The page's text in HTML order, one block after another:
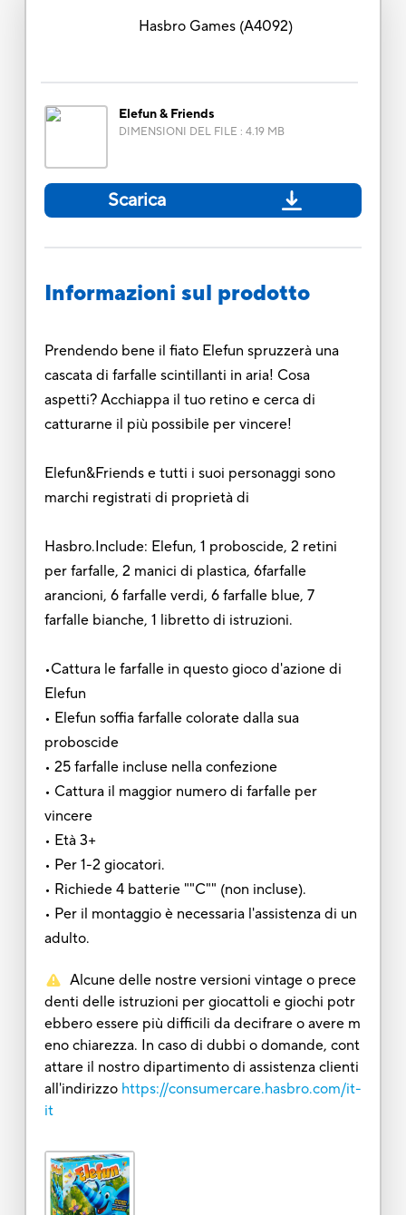
Hasbro Games(A4092)
Elefun & Friends
DIMENSIONI DEL FILE : 4.19 MB
Scarica
Informazioni sul prodotto
Prendendo bene il fiato Elefun spruzzerà una
cascata di farfalle scintillanti in aria! Cosa
aspetti? Acchiappa il tuo retino e cerca di
catturarne il più possibile per vincere!
Elefun&Friends e tutti i suoi personaggi sono
marchi registrati di proprietà di
Hasbro.Include: Elefun, 1 proboscide, 2 retini
per farfalle, 2 manici di plastica, 6farfalle
arancioni, 6 farfalle verdi, 6 farfalle blue, 7
farfalle bianche, 1 libretto di istruzioni.
•Cattura le farfalle in questo gioco d'azione di
Elefun
• Elefun soffia farfalle colorate dalla sua
proboscide
• 25 farfalle incluse nella confezione
• Cattura il maggior numero di farfalle per
vincere
• Età 3+
• Per 1-2 giocatori.
• Richiede 4 batterie ""C"" (non incluse).
• Per il montaggio è necessaria l'assistenza di un
adulto.
Alcune delle nostre versioni vintage o prece
denti delle istruzioni per giocattoli e giochi potr
ebbero essere più difficili da decifrare o avere m
eno chiarezza. In caso di dubbi o domande, cont
attare il nostro dipartimento di assistenza clienti
all'indirizzo https://consumercare.hasbro.com/it-
it